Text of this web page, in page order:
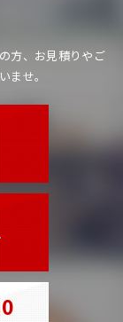
方、 お見積りやご
ませ。